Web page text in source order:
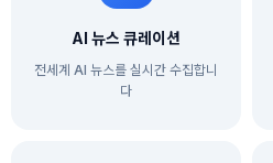
AI 뉴스 큐레이션
전세계 AI 뉴스를 실시간 수집합니
다